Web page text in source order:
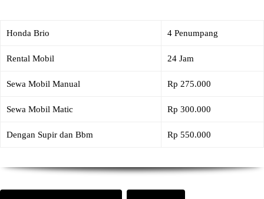
Honda Brio 4 Penumpang
Rental Mobil 24 Jam
Sewa Mobil Manual Rp 275.000
Sewa Mobil Matic Rp 300.000
Dengan Supir dan Bbm Rp 550.000